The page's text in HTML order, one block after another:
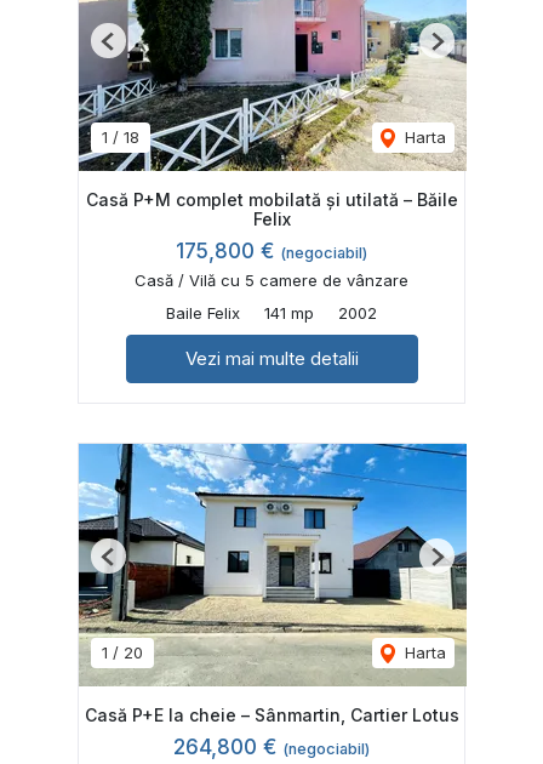
1 / 18 Harta
Previous Next
Casă P+M complet mobilată și utilată – Băile
Felix
175,800 € (negociabil)
Casă / Vilă cu 5 camere de vânzare
Baile Felix
141 mp 2002
Vezi mai multe detalii
1 / 20 Harta
Previous Next
Casă P+E la cheie – Sânmartin, Cartier Lotus
264,800 € (negociabil)